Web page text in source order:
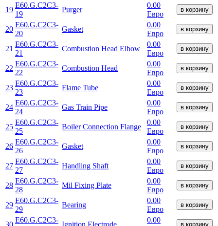
19
E60.G.C2C3-
19
Purger
0.00
Евро
в корзину
20
E60.G.C2C3-
20
Gasket
0.00
Евро
в корзину
21
E60.G.C2C3-
21
Combustion Head Elbow
0.00
Евро
в корзину
22
E60.G.C2C3-
22
Combustion Head
0.00
Евро
в корзину
23
E60.G.C2C3-
23
Flame Tube
0.00
Евро
в корзину
24
E60.G.C2C3-
24
Gas Train Pipe
0.00
Евро
в корзину
25
E60.G.C2C3-
25
Boiler Connection Flange
0.00
Евро
в корзину
26
E60.G.C2C3-
26
Gasket
0.00
Евро
в корзину
27
E60.G.C2C3-
27
Handling Shaft
0.00
Евро
в корзину
28
E60.G.C2C3-
28
Mil Fixing Plate
0.00
Евро
в корзину
29
E60.G.C2C3-
29
Bearing
0.00
Евро
в корзину
30
E60.G.C2C3-
Ignition Electrode
0.00
в корзину